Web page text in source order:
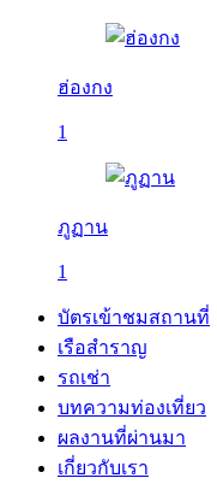
ฮ่องกง
1
ภูฏาน
1
บัตรเข้าชมสถานที่
เรือสำราญ
รถเช่า
บทความท่องเที่ยว
ผลงานที่ผ่านมา
เกี่ยวกับเรา